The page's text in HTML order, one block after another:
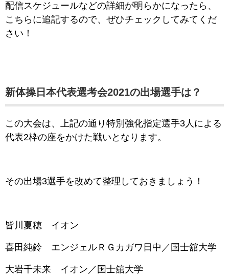
配信スケジュールなどの詳細が明らかになったら、
こちらに追記するので、ぜひチェックしてみてくだ
さい！
新体操日本代表選考会2021の出場選手は ？
この大会は、上記の通り特別強化指定選手3人による
代表2枠の座をかけた戦いとなります。
その出場3選手を改めて整理しておきましょう！
皆川夏穂 イオン
喜田純鈴 エンジェルＲＧカガワ日中／国士舘大学
大岩千未来 イオン／国士舘大学